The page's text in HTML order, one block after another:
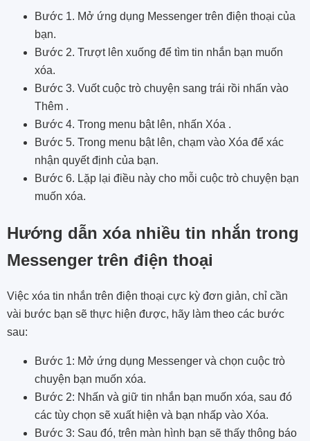
Bước 1. Mở ứng dụng Messenger trên điện thoại của
bạn.
Bước 2. Trượt lên xuống để tìm tin nhắn bạn muốn
xóa.
Bước 3. Vuốt cuộc trò chuyện sang trái rồi nhấn vào
Thêm .
Bước 4. Trong menu bật lên, nhấn Xóa .
Bước 5. Trong menu bật lên, chạm vào Xóa để xác
nhận quyết định của bạn.
Bước 6. Lặp lại điều này cho mỗi cuộc trò chuyện bạn
muốn xóa.
Hướng dẫn xóa nhiều tin nhắn trong
Messenger trên điện thoại
Việc xóa tin nhắn trên điện thoại cực kỳ đơn giản, chỉ cần
vài bước bạn sẽ thực hiện được, hãy làm theo các bước
sau:
Bước 1: Mở ứng dụng Messenger và chọn cuộc trò
chuyện bạn muốn xóa.
Bước 2: Nhấn và giữ tin nhắn bạn muốn xóa, sau đó
các tùy chọn sẽ xuất hiện và bạn nhấp vào Xóa.
Bước 3: Sau đó, trên màn hình bạn sẽ thấy thông báo